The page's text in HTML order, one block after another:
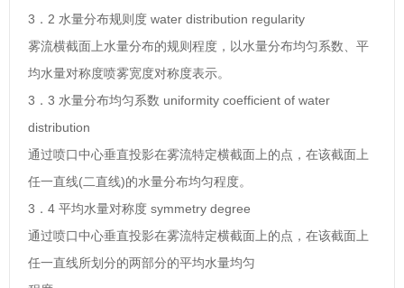
3．2 水量分布规则度 water distribution regularity
雾流横截面上水量分布的规则程度，以水量分布均匀系数、平
均水量对称度喷雾宽度对称度表示。
3．3 水量分布均匀系数 uniformity coefficient of water
distribution
通过喷口中心垂直投影在雾流特定横截面上的点，在该截面上
任一直线(二直线)的水量分布均匀程度。
3．4 平均水量对称度 symmetry degree
通过喷口中心垂直投影在雾流特定横截面上的点，在该截面上
任一直线所划分的两部分的平均水量均匀